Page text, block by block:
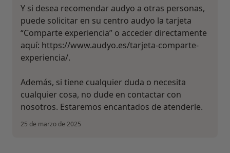
Y si desea recomendar audyo a otras personas,
puede solicitar en su centro audyo la tarjeta
“Comparte experiencia” o acceder directamente
aquí: https://www.audyo.es/tarjeta-comparte-
experiencia/.
Además, si tiene cualquier duda o necesita
cualquier cosa, no dude en contactar con
nosotros. Estaremos encantados de atenderle.
25 de marzo de 2025